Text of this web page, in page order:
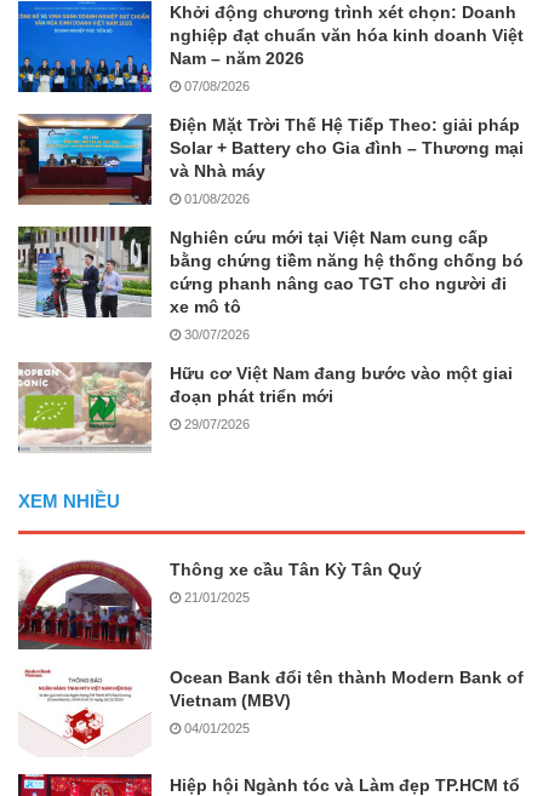
Khởi động chương trình xét chọn: Doanh
nghiệp đạt chuẩn văn hóa kinh doanh Việt
Nam – năm 2026
07/08/2026
Điện Mặt Trời Thế Hệ Tiếp Theo: giải pháp
Solar + Battery cho Gia đình – Thương mại
và Nhà máy
01/08/2026
Nghiên cứu mới tại Việt Nam cung cấp
bằng chứng tiềm năng hệ thống chống bó
cứng phanh nâng cao TGT cho người đi
xe mô tô
30/07/2026
Hữu cơ Việt Nam đang bước vào một giai
đoạn phát triển mới
29/07/2026
XEM NHIỀU
Thông xe cầu Tân Kỳ Tân Quý
21/01/2025
Ocean Bank đổi tên thành Modern Bank of
Vietnam (MBV)
04/01/2025
Hiệp hội Ngành tóc và Làm đẹp TP.HCM tổ